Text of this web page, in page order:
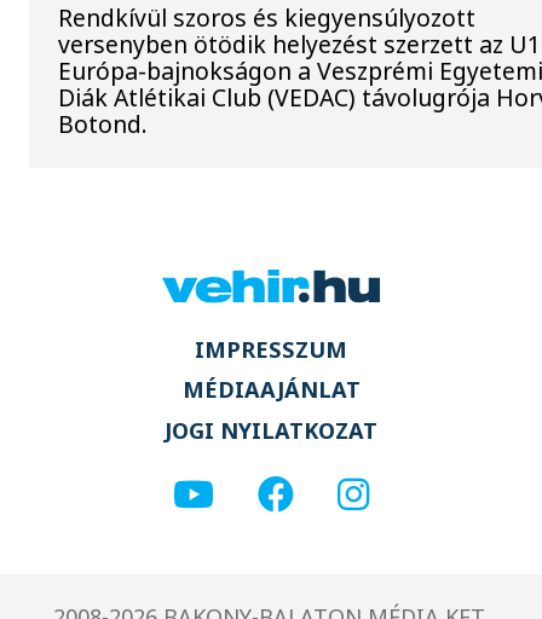
Rendkívül szoros és kiegyensúlyozott
versenyben ötödik helyezést szerzett az
Európa-bajnokságon a Veszprémi
Diák Atlétikai Club (VEDAC) távolugrója
Botond.
IMPRESSZUM
MÉDIAAJÁNLAT
JOGI NYILATKOZAT